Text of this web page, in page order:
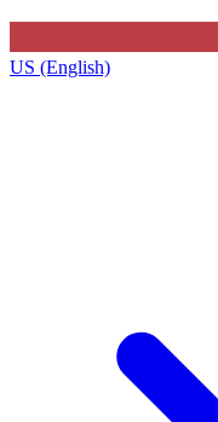
US (English)